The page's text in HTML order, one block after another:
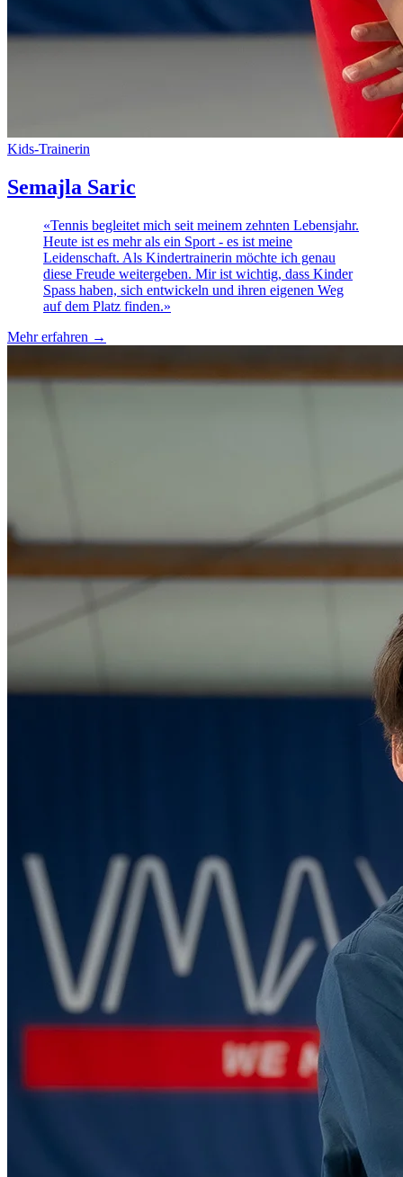
Kids-Trainerin
Semajla Saric
«Tennis begleitet mich seit meinem zehnten Lebensjahr.
Heute ist es mehr als ein Sport - es ist meine
Leidenschaft. Als Kindertrainerin möchte ich genau
diese Freude weitergeben. Mir ist wichtig, dass Kinder
Spass haben, sich entwickeln und ihren eigenen Weg
auf dem Platz finden.»
Mehr erfahren →